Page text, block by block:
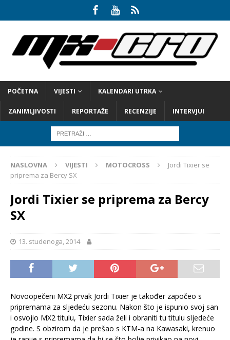
POČETNA VIJESTI KALENDARI UTRKA
ZANIMLJIVOSTI REPORTAŽE RECENZIJE INTERVJUI
NASLOVNA VIJESTI MOTOCROSS
Jordi Tixier se
priprema za Bercy SX
Jordi Tixier se priprema za Bercy
SX
13. studenoga, 2014
Novoopečeni MX2 prvak Jordi Tixier je također započeo s
pripremama za sljedeću sezonu. Nakon što je ispunio svoj san
i osvojio MX2 titulu, Tixier sada želi i obraniti tu titulu sljedeće
godine. S obzirom da je prešao s KTM-a na Kawasaki, krenuo